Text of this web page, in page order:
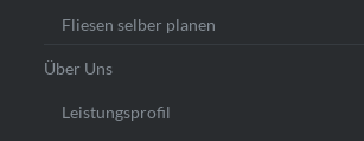
Fliesen selber planen
Über Uns
Leistungsprofil